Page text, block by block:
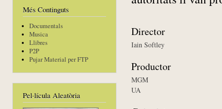
Més Continguts
Documentals
Musica
Llibres
P2P
Pujar Material per FTP
Pel·lícula Aleatòria
Director
Iain Softley
Productor
MGM
UA